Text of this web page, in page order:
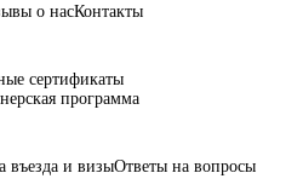
о насКонтакты
сертификаты
программа
въезда и визыОтветы на вопросы